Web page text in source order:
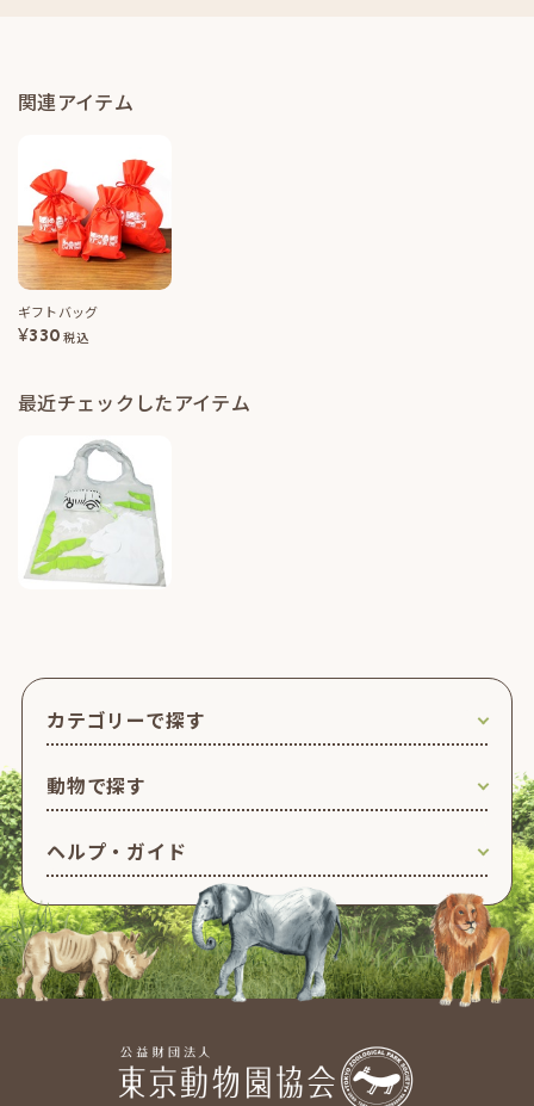
関連アイテム
ギフトバッグ
¥330 税込
最近チェックしたアイテム
カテゴリーで探す
動物で探す
ヘルプ・ガイド